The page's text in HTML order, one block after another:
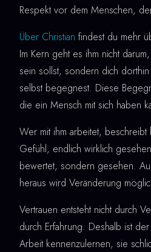
Respekt vor dem Menschen,
Über Christian findest du mehr
Im Kern geht es ihm nicht
sein sollst, sondern dich
selbst begegnest. Diese
die ein Mensch mit sich haben
Wer mit ihm arbeitet,
Gefühl, endlich wirklich
bewertet, sondern gesehen.
heraus wird Veränderung
Vertrauen entsteht nicht durch
durch Erfahrung. Deshalb ist
Arbeit kennenzulernen, sie